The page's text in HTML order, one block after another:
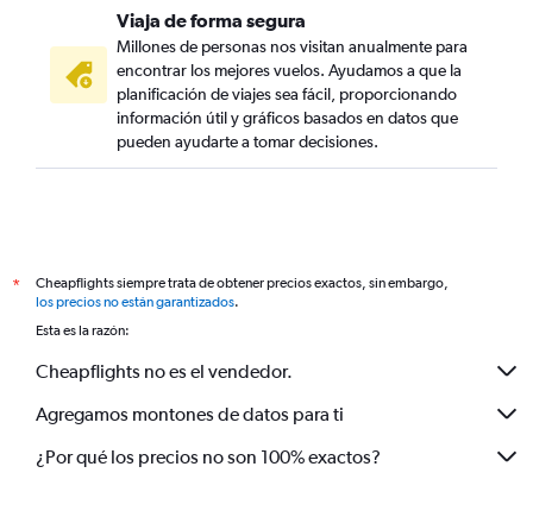
Viaja de forma segura
Millones de personas nos visitan anualmente para
encontrar los mejores vuelos. Ayudamos a que la
planificación de viajes sea fácil, proporcionando
información útil y gráficos basados en datos que
pueden ayudarte a tomar decisiones.
*
Cheapflights siempre trata de obtener precios exactos, sin embargo,
los precios no están garantizados.
Esta es la razón:
Cheapflights no es el vendedor.
Agregamos montones de datos para ti
¿Por qué los precios no son 100% exactos?